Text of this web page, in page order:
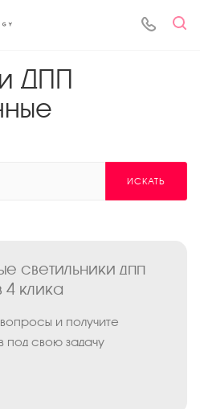
ДПП
ИСКАТЬ
светильники дпп
клика
и получите
под свою задачу